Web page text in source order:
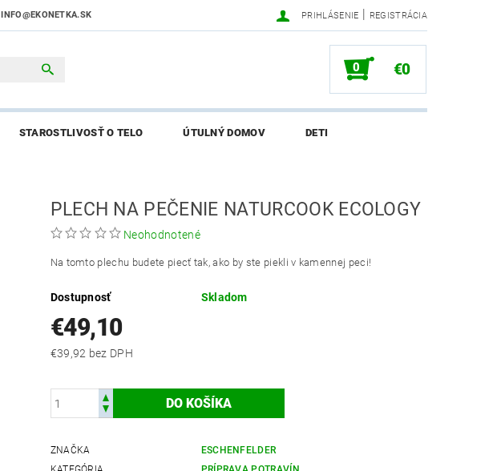
INFO@EKONETKA.SK PRIHLÁSENIE | REGISTRÁCIA
0 €0
STAROSTLIVOSŤ O TELO ÚTULNÝ DOMOV DETI
PLECH NA PEČENIE NATURCOOK ECOLOGY
Neohodnotené
Na tomto plechu budete piecť tak, ako by ste piekli v kamennej peci!
Dostupnosť Skladom
€49,10
€39,92 bez DPH
ZNAČKA
ESCHENFELDER